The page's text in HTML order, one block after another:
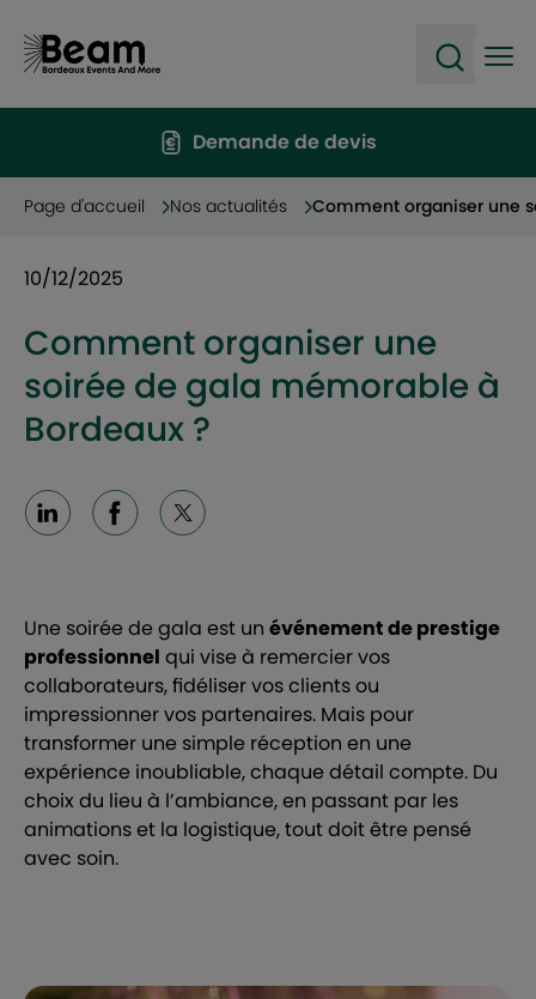
Demande de devis
Page d'accueil Nos actualités Comment organiser une
10/12/2025
Comment organiser une
soirée de gala mémorable à
Bordeaux ?
LinkedinFacebook
X
Une soirée de gala est un événement de prestige
professionnel qui vise à remercier vos
collaborateurs, fidéliser vos clients ou
impressionner vos partenaires. Mais pour
transformer une simple réception en une
expérience inoubliable, chaque détail compte. Du
choix du lieu à l’ambiance, en passant par les
animations et la logistique, tout doit être pensé
avec soin.